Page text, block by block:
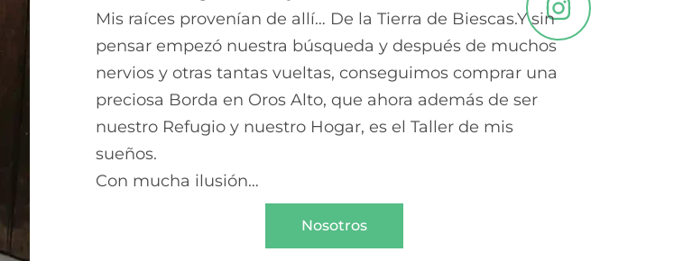
Mis raíces provenían de allí… De la Tierra de Biescas.Y sin
pensar empezó nuestra búsqueda y después de muchos
nervios y otras tantas vueltas, conseguimos comprar una
preciosa Borda en Oros Alto, que ahora además de ser
nuestro Refugio y nuestro Hogar, es el Taller de mis
sueños.
Con mucha ilusión…
Nosotros